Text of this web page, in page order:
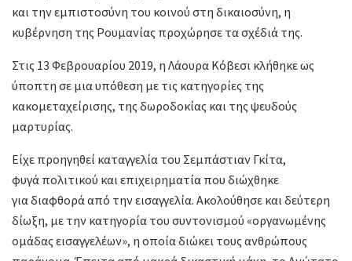
και την εμπιστοσύνη του κοινού στη δικαιοσύνη, η
κυβέρνηση της Ρουμανίας προχώρησε τα σχέδιά της.
Στις 13 Φεβρουαρίου 2019, η Λάουρα Κόβεσι κλήθηκε ως
ύποπτη σε μια υπόθεση με τις κατηγορίες της
κακομεταχείρισης, της δωροδοκίας και της ψευδούς
μαρτυρίας.
Είχε προηγηθεί καταγγελία του Σεμπάστιαν Γκίτα,
φυγά πολιτικού και επιχειρηματία που διώχθηκε
για διαφθορά από την εισαγγελία. Ακολούθησε και δεύτερη
δίωξη, με την κατηγορία του συντονισμού «οργανωμένης
ομάδας εισαγγελέων», η οποία διώκει τους ανθρώπους